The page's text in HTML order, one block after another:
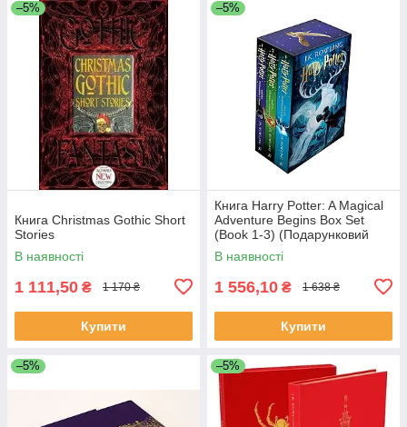
–5%
Книга Christmas Gothic Short
Stories
В наявності
1 111,50 ₴ 1 170 ₴
Купити
–5%
Книга Harry Potter: A Magical
Adventure Begins Box Set
(Book 1-3) (Подарунковий
набір)
В наявності
1 556,10 ₴ 1 638 ₴
Купити
–5% –5%